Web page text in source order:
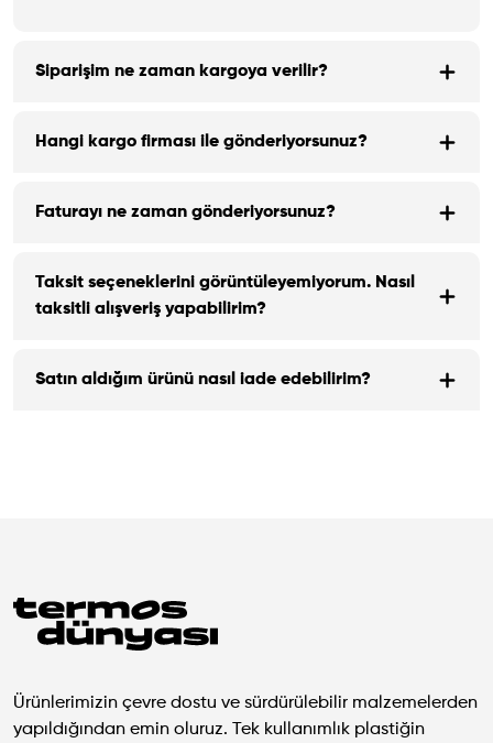
Siparişim ne zaman kargoya verilir?
Hangi kargo firması ile gönderiyorsunuz?
Faturayı ne zaman gönderiyorsunuz?
Taksit seçeneklerini görüntüleyemiyorum. Nasıl
taksitli alışveriş yapabilirim?
Satın aldığım ürünü nasıl iade edebilirim?
Ürünlerimizin çevre dostu ve sürdürülebilir malzemelerden
yapıldığından emin oluruz. Tek kullanımlık plastiğin